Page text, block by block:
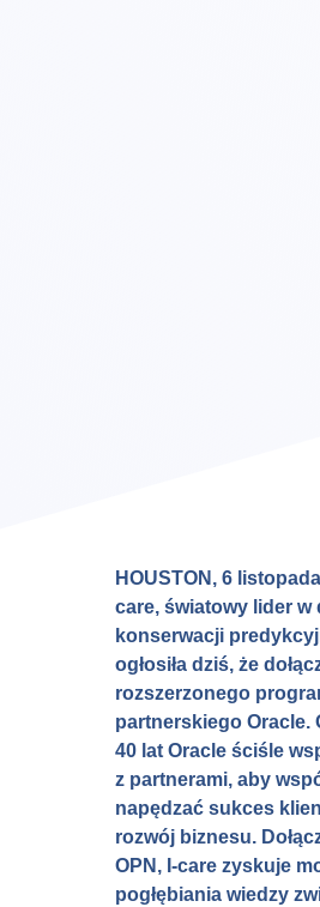
HOUSTON, 6
care, światowy lider w
konserwacji
ogłosiła dziś, że
rozszerzonego
partnerskiego Oracle.
40 lat Oracle ściśle
z partnerami, aby
napędzać sukces
rozwój biznesu.
OPN, I-care zyskuje
pogłębiania wiedzy